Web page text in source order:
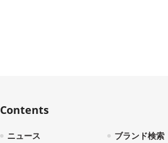
Contents
ニュース ブランド検索